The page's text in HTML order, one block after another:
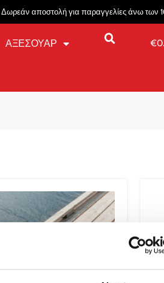
Δωρεάν αποστολή για παραγγελίες άνω των
ΑΞΕΣΟΥΑΡ €